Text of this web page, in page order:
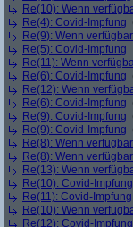
Re(10): Wenn
Re(4): Covid-Impfung
Re(9): Wenn
Re(5): Covid-Impfung
Re(11): Wenn
Re(6): Covid-Impfung
Re(12): Wenn
Re(6): Covid-Impfung
Re(9): Covid-Impfung
Re(9): Covid-Impfung
Re(8): Wenn
Re(8): Wenn
Re(13): Wenn
Re(10): Covid-Impfung
Re(11): Covid-Impfung
Re(10): Wenn
Re(12): Covid-Impfung